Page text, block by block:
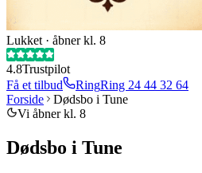
Lukket · åbner kl. 8
4.8Trustpilot
Få et tilbud
RingRing 24 44 32 64
Forside
Dødsbo i Tune
Vi åbner kl. 8
Dødsbo i Tune